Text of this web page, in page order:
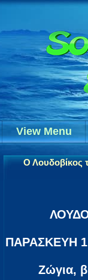
View Menu
Ο Λουδοβίκος
ΠΑΡΑΣΚΕΥΗ 1
Ζώγια,